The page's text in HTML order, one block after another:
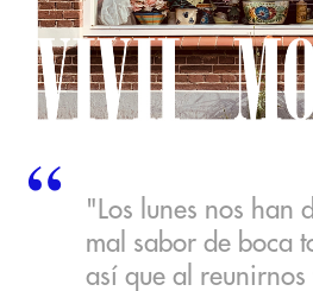
"Los lunes nos han
mal sabor de boca
así que al reunirnos